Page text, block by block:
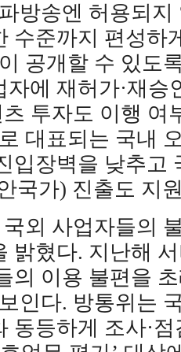
방송엔 허용되
수준까지 편성하
공개할 수 있도
에 재허가·재승
투자도 이행 여
대표되는 국내
입장벽을 낮추고
국가) 진출도 지
외 사업자들의
밝혔다. 지난해
의 이용 불편을
인다. 방통위는
동등하게 조사·